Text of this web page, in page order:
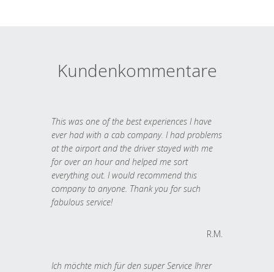
Kundenkommentare
This was one of the best experiences I have
ever had with a cab company. I had problems
at the airport and the driver stayed with me
for over an hour and helped me sort
everything out. I would recommend this
company to anyone. Thank you for such
fabulous service!
R.M.
Ich möchte mich für den super Service Ihrer